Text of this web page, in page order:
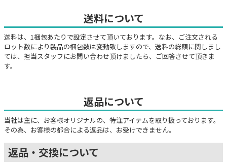
送料について
送料は、1梱包あたりで設定させて頂いております。なお、ご注文される
ロット数により製品の梱包数は変動致しますので、送料の総額に関しまし
ては、担当スタッフにお問い合わせ頂けましたら、ご回答させて頂きま
す。
返品について
当社は主に、お客様オリジナルの、特注アイテムを取り扱っております。
その為、お客様の都合による返品は、お受けできません。
返品・交換について